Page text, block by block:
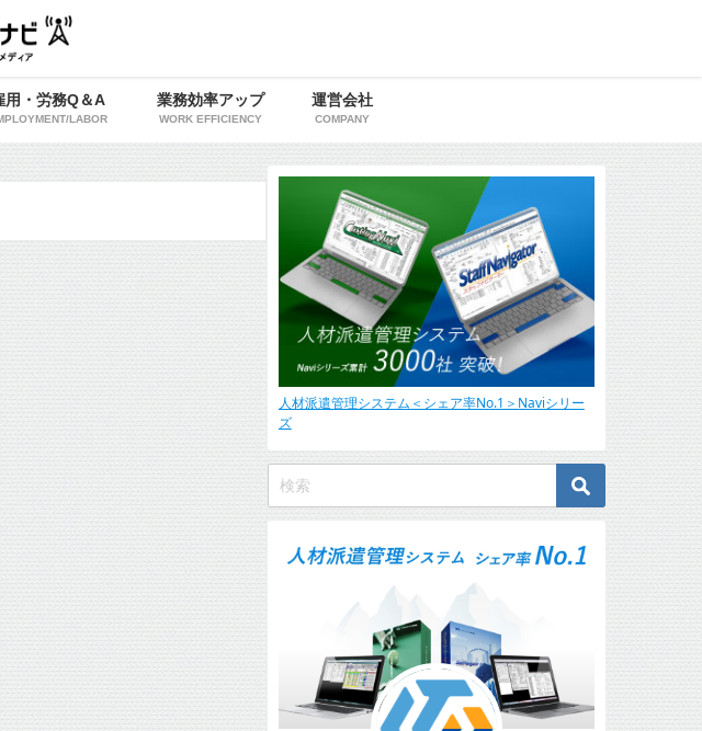
用・労務Q＆A
LABOR
業務効率アップ
WORK EFFICIENCY
運営会社
COMPANY
人材派遣管理システム＜シェア率No.1＞Naviシリー
ズ